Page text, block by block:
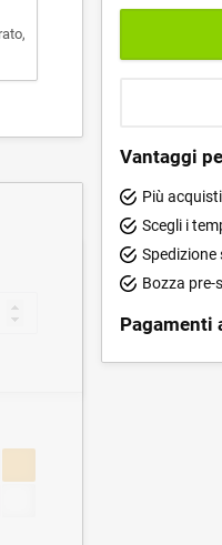
Vantaggi
Più
Scegli i
Spedizione
Bozza pre-
Pagamenti